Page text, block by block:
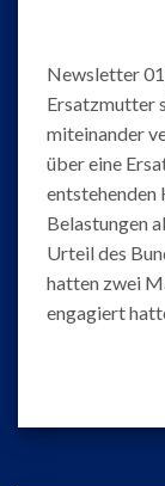
Newsletter
Ersatzmutter
miteinander
über eine
entstehenden
Belastungen
Urteil des
hatten zwei
engagiert